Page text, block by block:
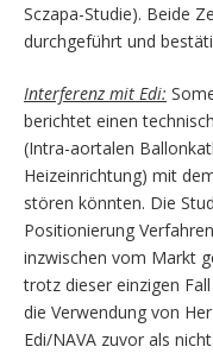
Sczapa-Studie). Beide
durchgeführt und
Interferenz mit Edi:
berichtet einen
(Intra-aortalen
Heizeinrichtung) mit
stören könnten. Die
Positionierung
inzwischen vom Markt
trotz dieser einzigen
die Verwendung von
Edi/NAVA zuvor als